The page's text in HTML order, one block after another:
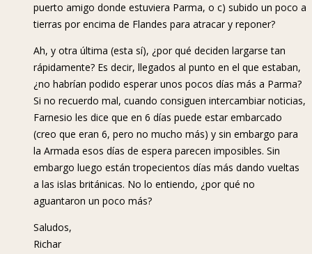
puerto amigo donde estuviera Parma, o c) subido un poco a
tierras por encima de Flandes para atracar y reponer?
Ah, y otra última (esta sí), ¿por qué deciden largarse tan
rápidamente? Es decir, llegados al punto en el que estaban,
¿no habrían podido esperar unos pocos días más a Parma?
Si no recuerdo mal, cuando consiguen intercambiar noticias,
Farnesio les dice que en 6 días puede estar embarcado
(creo que eran 6, pero no mucho más) y sin embargo para
la Armada esos días de espera parecen imposibles. Sin
embargo luego están tropecientos días más dando vueltas
a las islas británicas. No lo entiendo, ¿por qué no
aguantaron un poco más?
Saludos,
Richar